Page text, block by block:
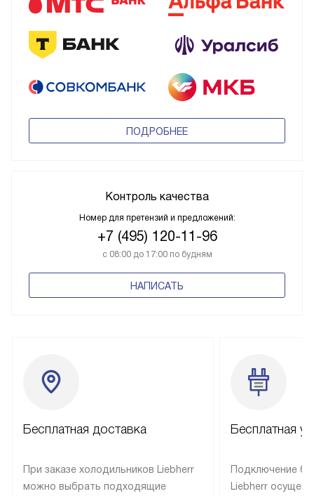
ПОДРОБНЕЕ
Контроль качества
Номер для претензий и предложений:
+7 (495) 120-11-96
с 08:00 до 17:00 по будням
НАПИСАТЬ
Бесплатная доставка
При заказе холодильников Liebherr
можно выбрать подходящие
Бесплатная
Подключение
Liebherr